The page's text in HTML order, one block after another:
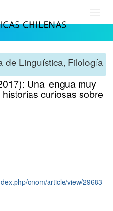
de Linguística, Filología
Una lengua muy
curiosas sobre
onom/article/view/29683